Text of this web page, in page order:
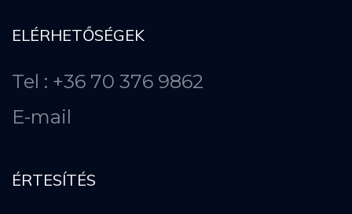
ELÉRHETŐSÉGEK
Tel : +36 70 376 9862
E-mail
ÉRTESÍTÉS